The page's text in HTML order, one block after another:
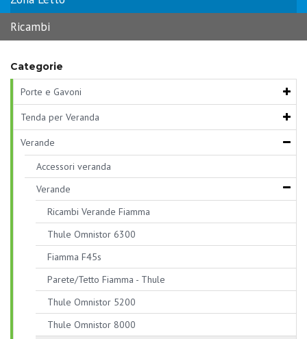
Ricambi
Categorie
Porte e Gavoni
Tenda per Veranda
Verande
Accessori veranda
Verande
Ricambi Verande Fiamma
Thule Omnistor 6300
Fiamma F45s
Parete/Tetto Fiamma - Thule
Thule Omnistor 5200
Thule Omnistor 8000